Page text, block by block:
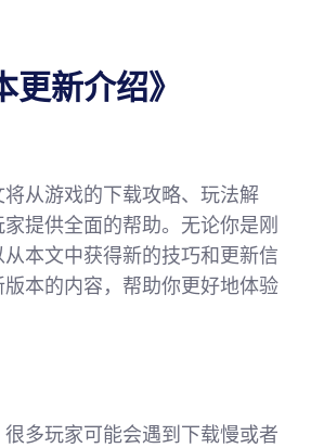
新介绍》
从游戏的下载攻略、玩法解
提供全面的帮助。无论你是刚
本文中获得新的技巧和更新信
本的内容，帮助你更好地体验
多玩家可能会遇到下载慢或者